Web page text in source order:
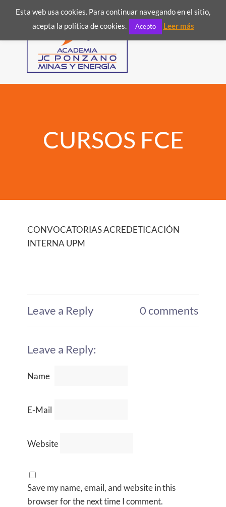

CURSOS FCE
CONVOCATORIAS ACREDETICACIÓN
INTERNA UPM
Leave a Reply 0 comments
Leave a Reply:
Name
E-Mail
Website
Save my name, email, and website in this
browser for the next time I comment.
Esta web usa cookies. Para continuar navegando en el sitio,
acepta la política de cookies.
Acepto Leer más